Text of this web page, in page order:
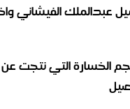
عبدالملك الفيشاني
الخسارة التي نتجت عن